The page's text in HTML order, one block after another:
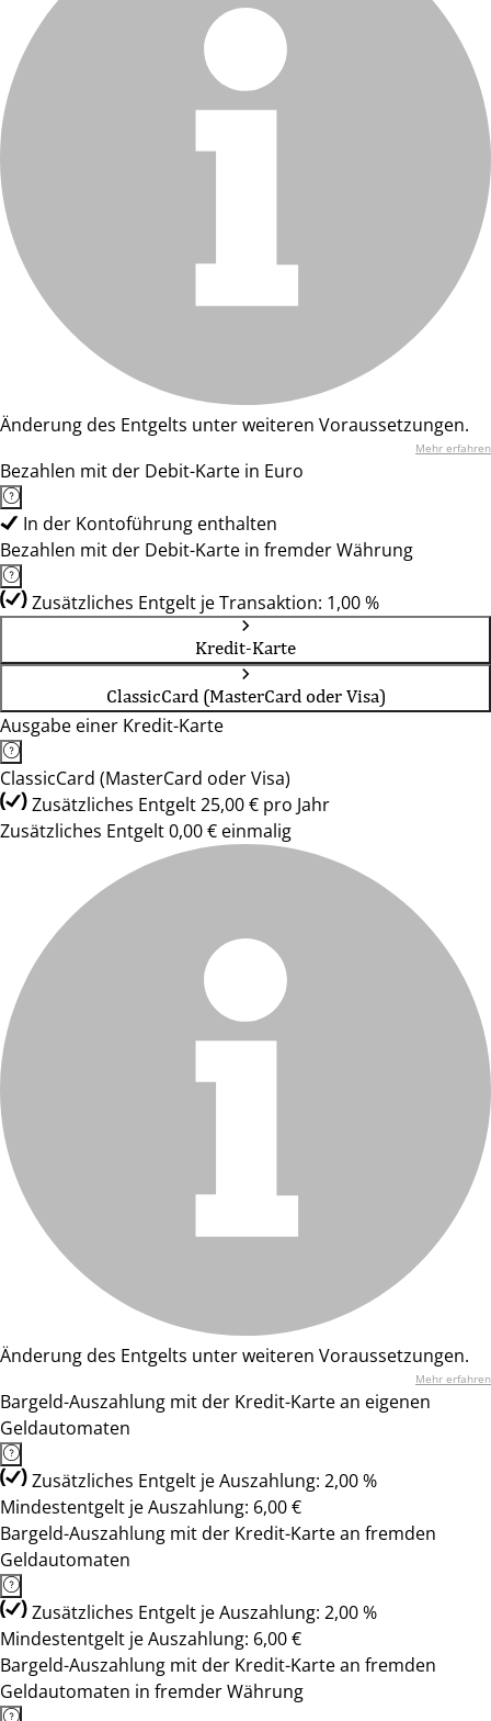
Änderung des Entgelts unter weiteren Voraussetzungen.
Mehr erfahren
Bezahlen mit der Debit-Karte in Euro
In der Kontoführung enthalten
Bezahlen mit der Debit-Karte in fremder Währung
Zusätzliches Entgelt je Transaktion: 1,00 %
Kredit-Karte
ClassicCard (MasterCard oder Visa)
Ausgabe einer Kredit-Karte
ClassicCard (MasterCard oder Visa)
Zusätzliches Entgelt 25,00 € pro Jahr
Zusätzliches Entgelt 0,00 € einmalig
Änderung des Entgelts unter weiteren Voraussetzungen.
Mehr erfahren
Bargeld-Auszahlung mit der Kredit-Karte an eigenen
Geldautomaten
Zusätzliches Entgelt je Auszahlung: 2,00 %
Mindestentgelt je Auszahlung: 6,00 €
Bargeld-Auszahlung mit der Kredit-Karte an fremden
Geldautomaten
Zusätzliches Entgelt je Auszahlung: 2,00 %
Mindestentgelt je Auszahlung: 6,00 €
Bargeld-Auszahlung mit der Kredit-Karte an fremden
Geldautomaten in fremder Währung